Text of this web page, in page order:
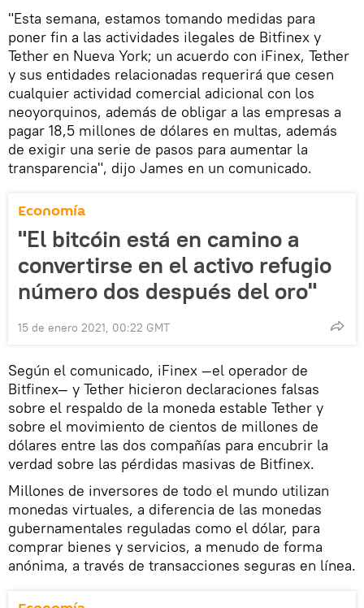
"Esta semana, estamos tomando medidas para
poner fin a las actividades ilegales de Bitfinex y
Tether en Nueva York; un acuerdo con iFinex, Tether
y sus entidades relacionadas requerirá que cesen
cualquier actividad comercial adicional con los
neoyorquinos, además de obligar a las empresas a
pagar 18,5 millones de dólares en multas, además
de exigir una serie de pasos para aumentar la
transparencia", dijo James en un comunicado.
Economía
"El bitcóin está en camino a
convertirse en el activo refugio
número dos después del oro"
15 de enero 2021, 00:22 GMT
Según el comunicado, iFinex —el operador de
Bitfinex— y Tether hicieron declaraciones falsas
sobre el respaldo de la moneda estable Tether y
sobre el movimiento de cientos de millones de
dólares entre las dos compañías para encubrir la
verdad sobre las pérdidas masivas de Bitfinex.
Millones de inversores de todo el mundo utilizan
monedas virtuales, a diferencia de las monedas
gubernamentales reguladas como el dólar, para
comprar bienes y servicios, a menudo de forma
anónima, a través de transacciones seguras en línea.